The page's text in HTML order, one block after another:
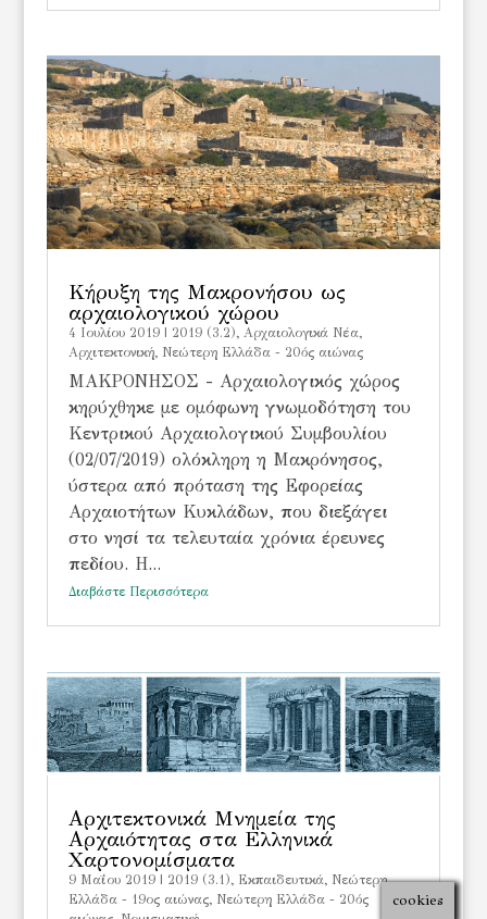
Κήρυξη της Μακρονήσου ως
αρχαιολογικού χώρου
4 Ιουλίου 2019| 2019 (3.2), Αρχαιολογικά Νέα,
Αρχιτεκτονική, Νεώτερη Ελλάδα - 20ός αιώνας
ΜΑΚΡΟΝΗΣΟΣ - Αρχαιολογικός χώρος
κηρύχθηκε με ομόφωνη γνωμοδότηση του
Κεντρικού Αρχαιολογικού Συμβουλίου
(02/07/2019) ολόκληρη η Μακρόνησος,
ύστερα από πρόταση της Εφορείας
Αρχαιοτήτων Κυκλάδων, που διεξάγει
στο νησί τα τελευταία χρόνια έρευνες
πεδίου. Η...
Διαβάστε Περισσότερα
Αρχιτεκτονικά Μνημεία της
Αρχαιότητας στα Ελληνικά
Χαρτονομίσματα
9 Μαΐου 2019| 2019 (3.1), Εκπαιδευτικά, Νεώτερη
Ελλάδα - 19ος αιώνας, Νεώτερη Ελλάδα - 20ός
cookies